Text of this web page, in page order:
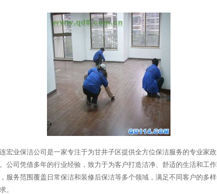
宏业保洁公司是一家专注于为甘井子区提供全方位保洁服务的专业家
公司凭借多年的行业经验，致力于为客户打造洁净、舒适的生活和工
服务范围覆盖日常保洁和装修后保洁等多个领域，满足不同客户的多
。